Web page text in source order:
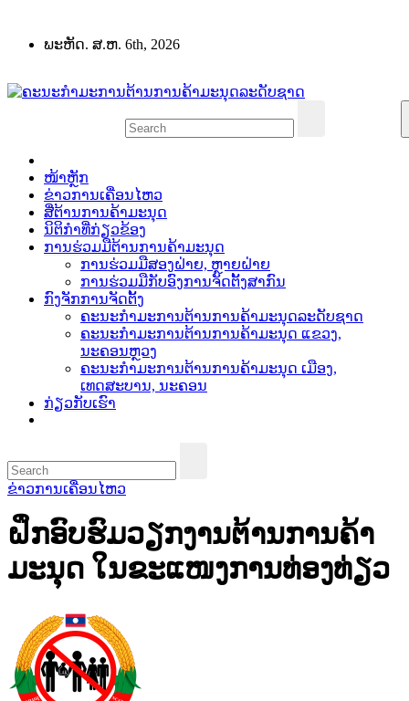
contentພະຫັດ. ສ.ຫ. 6th, 2026
ໜ້າຫຼັກ
ຂ່າວການເຄື່ອນໄຫວ
ສື່ຕ້ານການຄ້າມະນຸດ
ນິຕິກຳທີ່ກ່ຽວຂ້ອງ
ການຮ່ວມມືຕ້ານການຄ້າມະນຸດ
ການຮ່ວມມືສອງຝ່າຍ, ຫຼາຍຝ່າຍ
ການຮ່ວມມືກັບອົງການຈັດຕັ້ງສາກົນ
ກົງຈັກການຈັດຕັ້ງ
ຄະນະກຳມະການຕ້ານການຄ້າມະນຸດລະດັບຊາດ
ຄະນະກຳມະການຕ້ານການຄ້າມະນຸດ ແຂວງ,
ນະຄອນຫຼວງ
ຄະນະກຳມະການຕ້ານການຄ້າມະນຸດ ເມືອງ,
ເທດສະບານ, ນະຄອນ
ກ່ຽວກັບເຮົາ
ຂ່າວການເຄື່ອນໄຫວ
ຝຶກອົບຮົມວຽກງານຕ້ານການຄ້າ
ມະນຸດ ໃນຂະແໜງການທ່ອງທ່ຽວ